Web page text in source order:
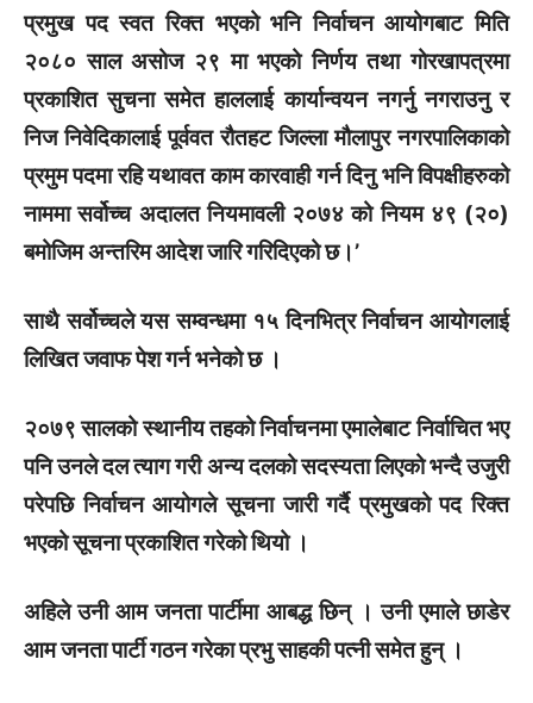
प्रमुख पद स्वत रिक्त भएको भनि निर्वाचन आयोगबाट मिति
२०८० साल असोज २९ मा भएको निर्णय तथा गोरखापत्रमा
प्रकाशित सुचना समेत हाललाई कार्यान्वयन नगर्नु नगराउनु र
निज निवेदिकालाई पूर्ववत रौतहट जिल्ला मौलापुर नगरपालिकाको
प्रमुम पदमा रहि यथावत काम कारवाही गर्न दिनु भनि विपक्षीहरुको
नाममा सर्वोच्च अदालत नियमावली २०७४ को नियम ४९ (२०)
बमोजिम अन्तरिम आदेश जारि गरिदिएको छ।’
साथै सर्वोच्चले यस सम्वन्धमा १५ दिनभित्र निर्वाचन आयोगलाई
लिखित जवाफ पेश गर्न भनेको छ ।
२०७९ सालको स्थानीय तहको निर्वाचनमा एमालेबाट निर्वाचित भए
पनि उनले दल त्याग गरी अन्य दलको सदस्यता लिएको भन्दै उजुरी
परेपछि निर्वाचन आयोगले सूचना जारी गर्दै प्रमुखको पद रिक्त
भएको सूचना प्रकाशित गरेको थियो ।
अहिले उनी आम जनता पार्टीमा आबद्ध छिन् । उनी एमाले छाडेर
आम जनता पार्टी गठन गरेका प्रभु साहकी पत्नी समेत हुन् ।